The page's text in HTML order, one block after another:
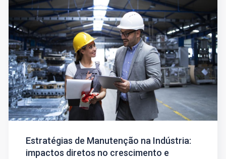
Estratégias de Manutenção na Indústria:
impactos diretos no crescimento e